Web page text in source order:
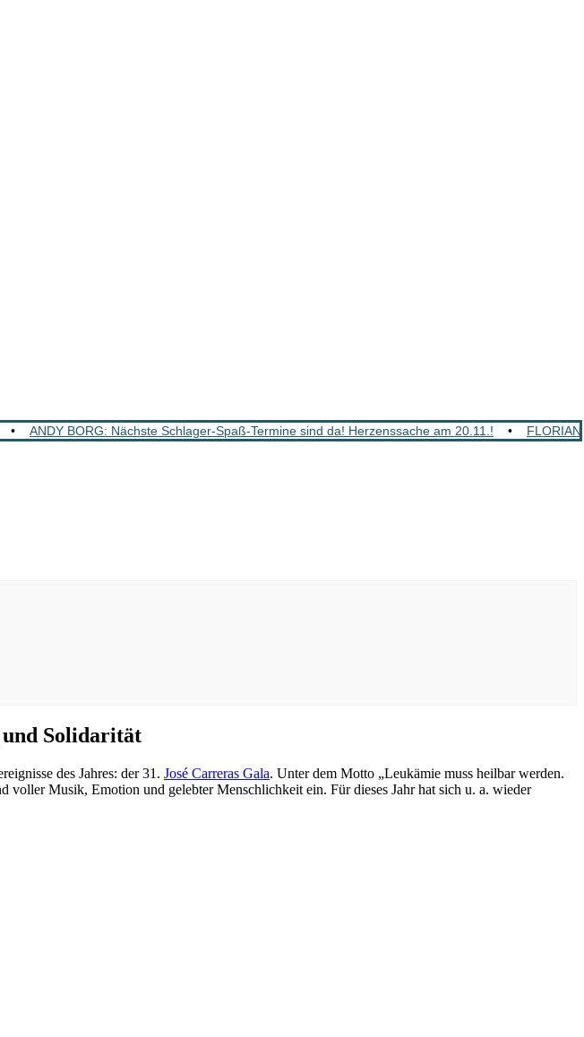
• ANDY BORG: Nächste Schlager-Spaß-Termine sind da! Herzenssache am 20.11.! •
und Solidarität
des Jahres: der 31. José Carreras Gala. Unter dem Motto „Leukämie muss heilbar werden.
voller Musik, Emotion und gelebter Menschlichkeit ein. Für dieses Jahr hat sich u. a. wieder